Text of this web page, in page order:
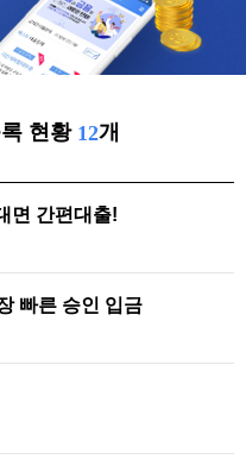
현황 12개
면 간편대출!
빠른 승인 입금